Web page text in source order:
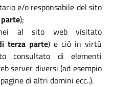
e/o responsabile del sito
);
al sito web visitato
terza parte) e ciò in virtù
consultato di elementi
server diversi (ad esempio
di altri domini ecc..).